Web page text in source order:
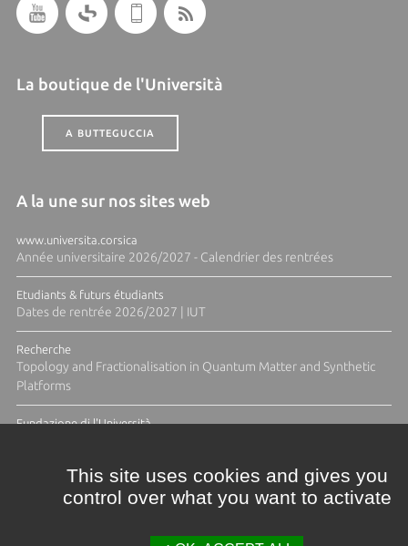
La boutique de l'Università
A BUTTEGUCCIA
A la une sur nos sites web
www.universita.corsica
Année universitaire 2026/2027 - Calendrier des rentrées
Etudiants & futurs étudiants
Dates de rentrée 2026/2027 | IUT
Recherche
Topology and Fractionalisation in Quantum Matter and Synthetic
Platforms
Fundazione di l'Università
This site uses cookies and gives you
control over what you want to activate